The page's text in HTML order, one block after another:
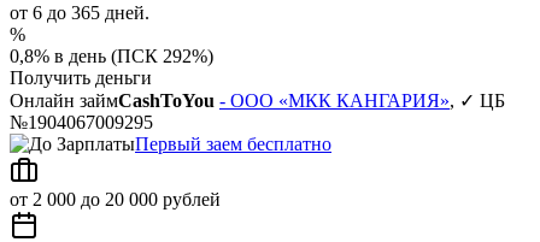
от 6 до 365 дней.
%
0,8% в день (ПСК 292%)
Получить деньги
Онлайн займCashToYou - ООО «МКК КАНГАРИЯ», ✓ ЦБ
№1904067009295
Первый заем бесплатно
от 2 000 до 20 000 рублей